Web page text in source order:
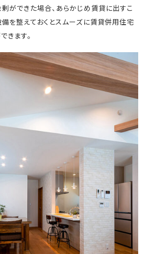
ができた場合、あらかじめ賃貸に出すこ
を整えておくとスムーズに賃貸併用住宅
きます。